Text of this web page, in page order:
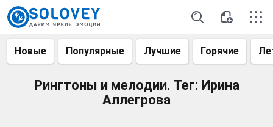
Новые Популярные Лучшие Горячие
Рингтоны и мелодии. Тег: Ирина
Аллегрова